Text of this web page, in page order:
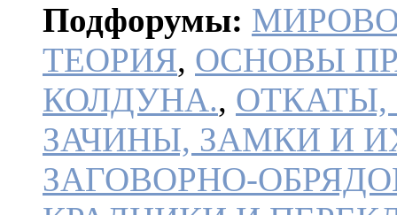
Подфорумы:
ТЕОРИЯ, ОСНОВЫ
КОЛДУНА., ОТКАТЫ,
ЗАЧИНЫ, ЗАМКИ И
ЗАГОВОР­НО-